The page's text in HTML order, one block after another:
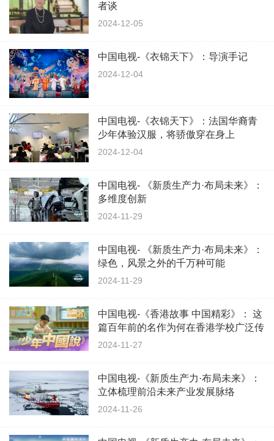
者谈
2024-12-05
中国电视-《衣锦天下》：导演手记
2024-12-04
中国电视-《衣锦天下》：法国华裔青
少年体验汉服，将骄傲穿在身上
2024-12-04
中国电视- 《新质生产力·布局未来》：
多维度创新
2024-11-29
中国电视- 《新质生产力·布局未来》：
绿色，风景之外的千万种可能
2024-11-29
中国电视-《香港故事 中国精彩》： 这
篇百年前的名作为何在香港学校广泛传
诵？
2024-11-27
中国电视-《新质生产力·布局未来》：
立体梳理前沿未来产业发展脉络
2024-11-26